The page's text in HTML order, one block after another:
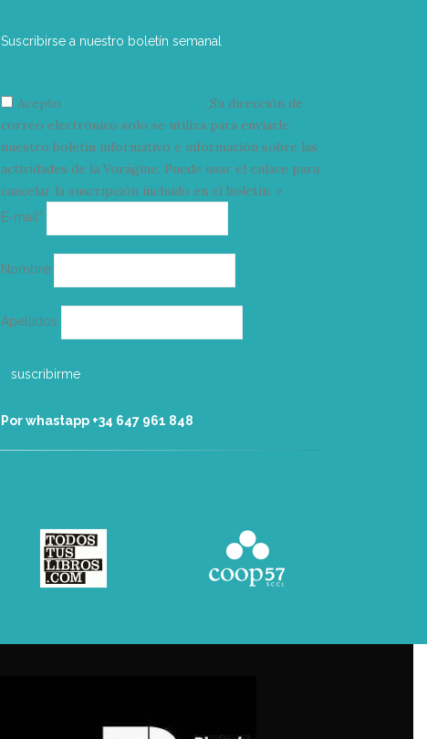
Suscribirse a nuestro boletín semanal
Acepto
Su dirección de
correo electrónico solo se utiliza para enviarle
nuestro boletín informativo e información sobre las
actividades de la Vorágine. Puede usar el enlace para
cancelar la suscripción incluido en el boletín. >
E-mail*
electrónico
Nombre
Apellidos
Por whastapp +34 ‭647 961 848‬